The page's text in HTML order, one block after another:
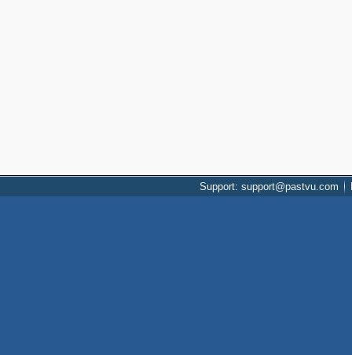
Support: support@pastvu.com